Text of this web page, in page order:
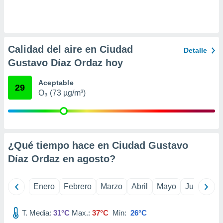
momento
en
en
en
de
un
o acceder
Calidad del aire en Ciudad
Gustavo Díaz Ordaz hoy
Detalle
29 Aceptable
O₃ (73 µg/m³)
¿Qué tiempo hace en Ciudad Gustavo
Díaz Ordaz en agosto?
Enero Febrero Marzo Abril Mayo Junio
T. Media: 31°C Max.: 37°C Min: 26°C